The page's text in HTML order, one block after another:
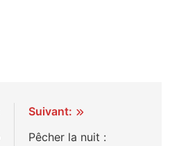
Suivant:
Pêcher la nuit :